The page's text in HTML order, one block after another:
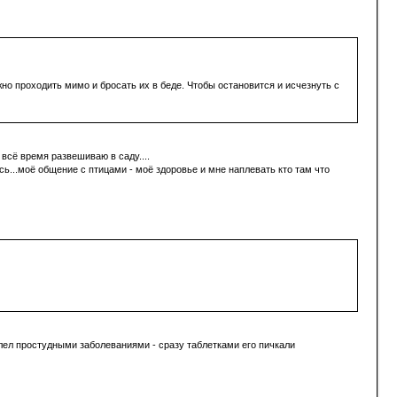
проходить мимо и бросать их в беде. Чтобы остановится и исчезнуть с
время развешиваю в саду....
общение с птицами - моё здоровье и мне наплевать кто там что
простудными заболеваниями - сразу таблетками его пичкали